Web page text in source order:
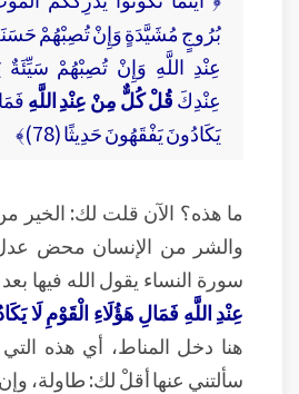
بُرُوجٍ مُشَيَّدَةٍ وَإِنْ تُصِبْهُمْ
عِنْدِ اللَّهِ وَإِنْ تُصِبْهُمْ
عِنْدِكَقُلْ كُلٌّ مِنْ عِنْدِ اللَّهِ
يَكَادُونَ يَفْقَهُونَ حَدِيثًا (78)﴾
ما هذه؟ الآن قلت لك:
والشر من الإنسان محض
سورة النساء يقول الله فيها
عِنْدِ اللَّهِ فَمَالِ هَؤُلَاءِ الْقَوْمِ لَا
هنا دخل المناط، أي هذه
سألتني عنها أقلْ لك: طاولة،